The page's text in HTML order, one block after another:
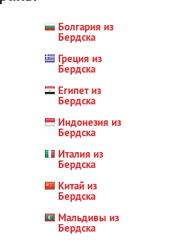
Болгария из
Бердска
Греция из
Бердска
Египет из
Бердска
Индонезия из
Бердска
Италия из
Бердска
Китай из
Бердска
Мальдивы из
Бердска